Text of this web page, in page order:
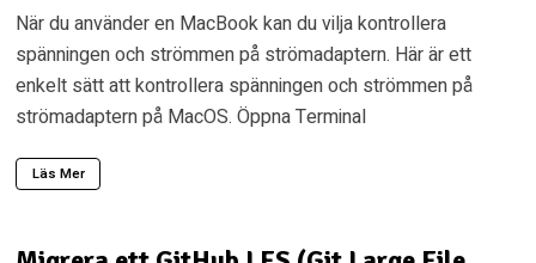
När du använder en MacBook kan du vilja kontrollera
spänningen och strömmen på strömadaptern. Här är ett
enkelt sätt att kontrollera spänningen och strömmen på
strömadaptern på MacOS. Öppna Terminal
Läs Mer